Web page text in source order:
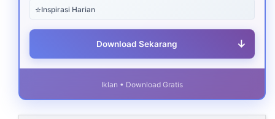
⭐Inspirasi Harian
Download Sekarang ↓
Iklan • Download Gratis